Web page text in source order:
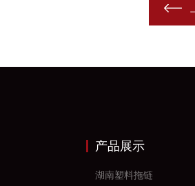
产品展示
湖南塑料拖链